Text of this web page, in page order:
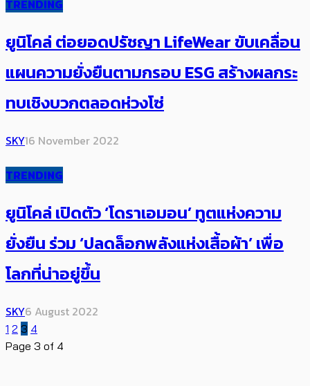
TRENDING
ยูนิโคล่ ต่อยอดปรัชญา LifeWear​ ขับเคลื่อน
แผนความยั่งยืนตามกรอบ ESG สร้างผลกระ
ทบเชิงบวกตลอดห่วงโซ่
SKY16 November 2022
TRENDING
ยูนิโคล่ เปิดตัว ‘โดราเอมอน’ ทูตแห่งความ
ยั่งยืน ร่วม ‘ปลดล็อกพลังแห่งเสื้อผ้า’ เพื่อ
โลกที่น่าอยู่ขึ้น
SKY6 August 2022
1 2 3 4
Page 3 of 4